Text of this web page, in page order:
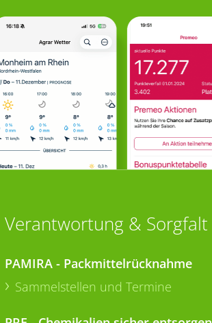
Verantwortung & Sorgfalt
PAMIRA - Packmittelrücknahme
Sammelstellen und Termine